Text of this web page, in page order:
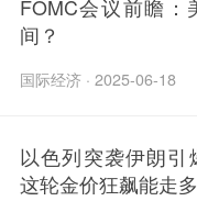
FOMC会议前瞻：
间？
国际经济 · 2025-06-18
以色列突袭伊朗引
这轮金价狂飙能走